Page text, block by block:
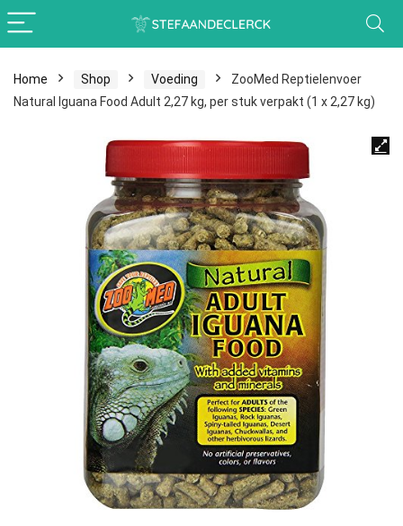
Home Shop Voeding
ZooMed Reptielenvoer
Natural Iguana Food Adult 2,27 kg, per stuk verpakt (1 x 2,27 kg)